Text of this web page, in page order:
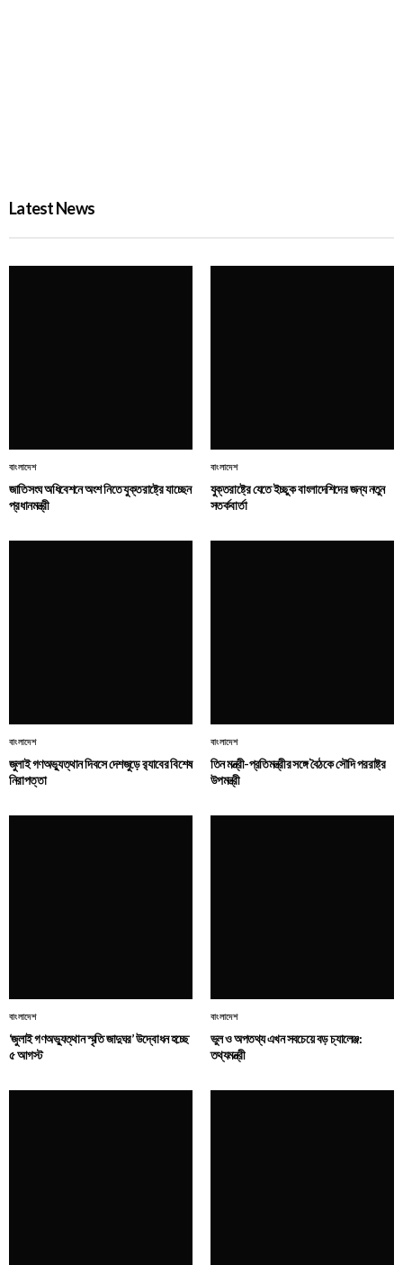
Latest News
বাংলাদেশ
জাতিসংঘ অধিবেশনে অংশ নিতে যুক্তরাষ্ট্রে যাচ্ছেন
প্রধানমন্ত্রী
বাংলাদেশ
যুক্তরাষ্ট্রে যেতে ইচ্ছুক বাংলাদেশিদের জন্য নতুন
সতর্কবার্তা
বাংলাদেশ
জুলাই গণঅভ্যুত্থান দিবসে দেশজুড়ে র‌্যাবের বিশেষ
নিরাপত্তা
বাংলাদেশ
তিন মন্ত্রী-প্রতিমন্ত্রীর সঙ্গে বৈঠকে সৌদি পররাষ্ট্র
উপমন্ত্রী
বাংলাদেশ
‘জুলাই গণঅভ্যুত্থান স্মৃতি জাদুঘর’ উদ্বোধন হচ্ছে
৫ আগস্ট
বাংলাদেশ
ভুল ও অপতথ্য এখন সবচেয়ে বড় চ্যালেঞ্জ:
তথ্যমন্ত্রী